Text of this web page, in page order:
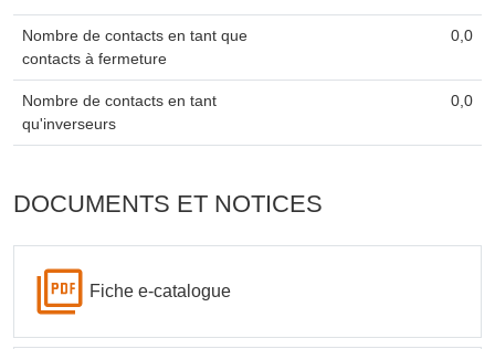
Nombre de contacts en tant que
contacts à fermeture
0,0
Nombre de contacts en tant
qu'inverseurs
0,0
DOCUMENTS ET NOTICES
Fiche e-catalogue